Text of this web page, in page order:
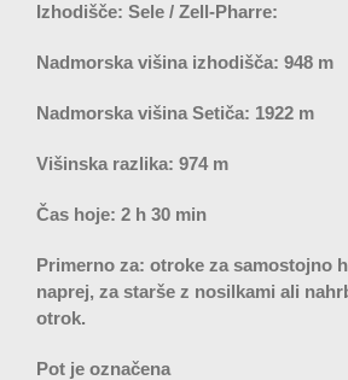
Izhodišče: Sele / Zell-Pharre:
Nadmorska višina izhodišča: 948 m
Nadmorska višina Setiča: 1922 m
Višinska razlika: 974 m
Čas hoje: 2 h 30 min
Primerno za: otroke za samostojno
naprej, za starše z nosilkami ali
otrok.
Pot je označena